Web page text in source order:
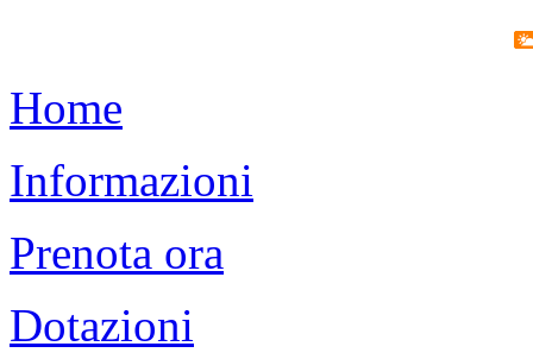
Home
Informazioni
Prenota ora
Dotazioni